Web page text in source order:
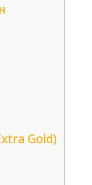
Gold)